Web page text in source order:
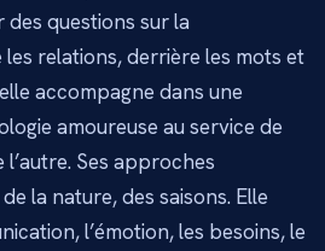
questions sur la
relations, derrière les mots et
accompagne dans une
amoureuse au service de
l’autre. Ses approches
la nature, des saisons. Elle
l’émotion, les besoins, le